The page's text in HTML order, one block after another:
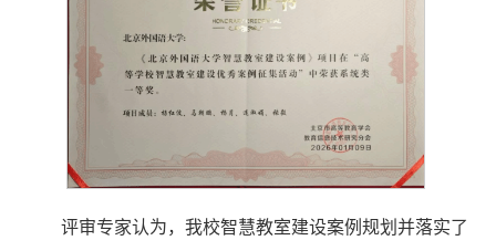
评审专家认为，我校智慧教室建设案例规划并落实了